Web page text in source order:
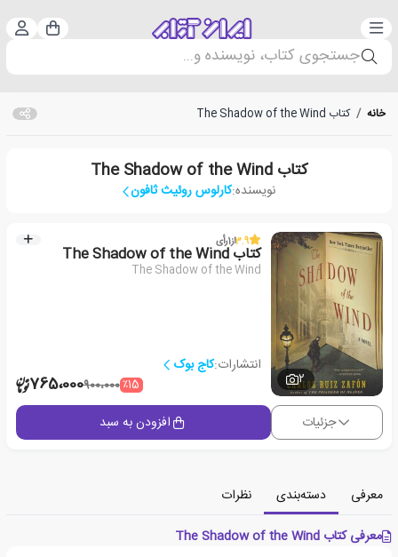
دسته‌بندی سبد
جستجوی کتاب، نویسنده و...
خانه / کتاب The Shadow of the Wind
کتاب The Shadow of the Wind
نویسنده:کارلوس روئیث ثافون
2
3.9از1رأی
کتاب The Shadow of the Wind
The Shadow of the Wind
انتشارات:کاج بوک
٪15900،000765،000
جزئیات افزودن به سبد
معرفی دسته‌بندی
نظرات
معرفی کتاب The Shadow of the Wind